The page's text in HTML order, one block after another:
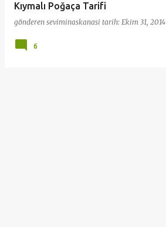
Kıymalı Poğaça Tarifi
gönderen seviminaskanasi tarih: Ekim 31, 2014
6